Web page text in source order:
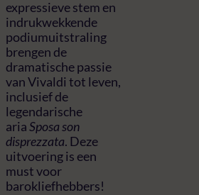
expressieve stem en
indrukwekkende
podiumuitstraling
brengen de
dramatische passie
van Vivaldi tot leven,
inclusief de
legendarische
ariaSposa son
disprezzata. Deze
uitvoering is een
must voor
barokliefhebbers!